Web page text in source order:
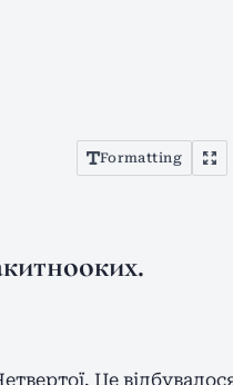
Formatting
Це